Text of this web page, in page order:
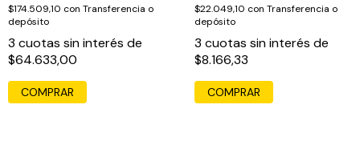
$174.509,10 con Transferencia o
depósito
3 cuotas sin interés de
$64.633,00
$22.049,10 con Transferencia o
depósito
3 cuotas sin interés de
$8.166,33